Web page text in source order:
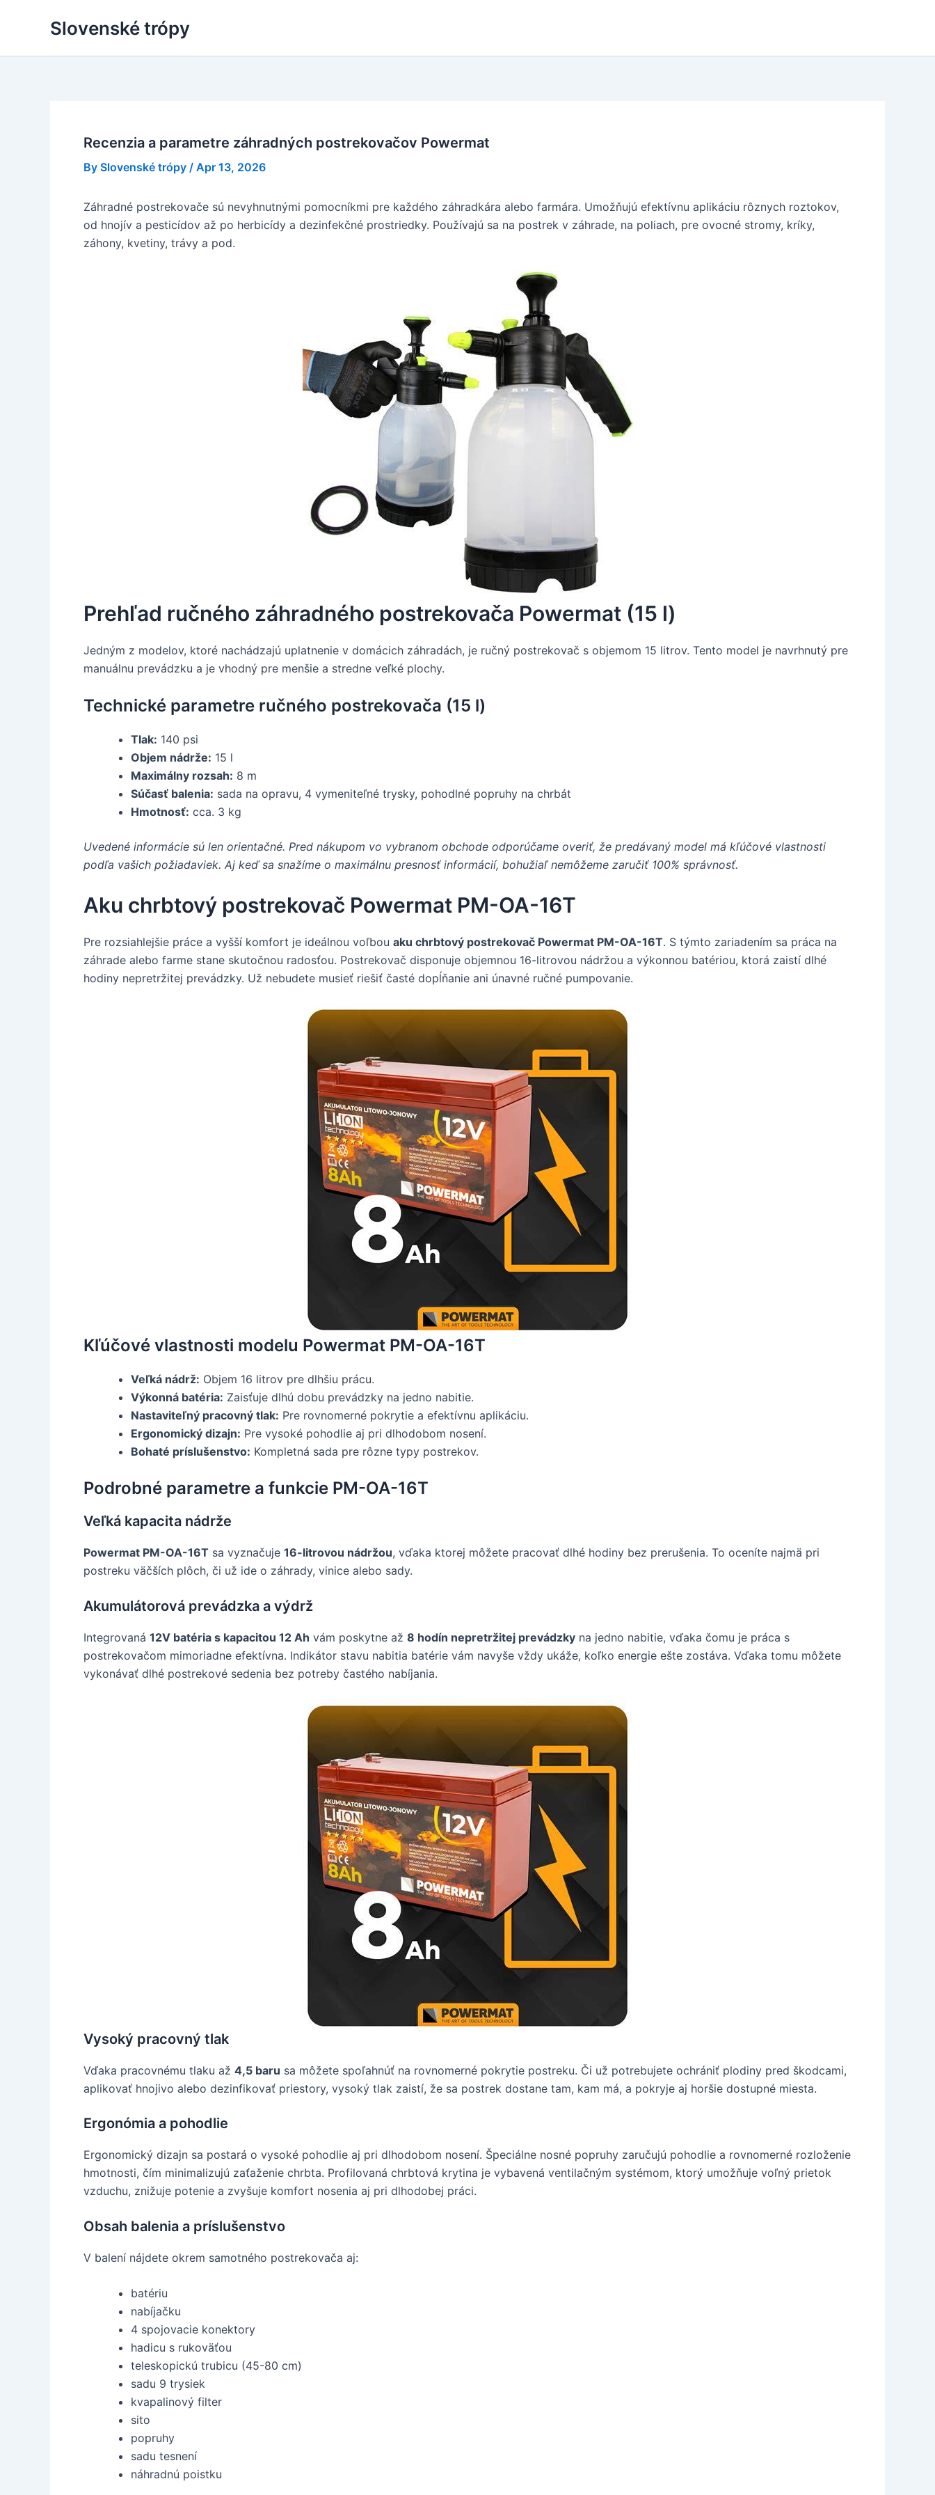
Slovenské trópy
Recenzia a parametre záhradných postrekovačov Powermat
By Slovenské trópy / Apr 13, 2026
Záhradné postrekovače sú nevyhnutnými pomocníkmi pre každého záhradkára alebo farmára. Umožňujú efektívnu aplikáciu rôznych roztokov,
od hnojív a pesticídov až po herbicídy a dezinfekčné prostriedky. Používajú sa na postrek v záhrade, na poliach, pre ovocné stromy, kríky,
záhony, kvetiny, trávy a pod.
Prehľad ručného záhradného postrekovača Powermat (15 l)
Jedným z modelov, ktoré nachádzajú uplatnenie v domácich záhradách, je ručný postrekovač s objemom 15 litrov. Tento model je navrhnutý pre
manuálnu prevádzku a je vhodný pre menšie a stredne veľké plochy.
Technické parametre ručného postrekovača (15 l)
Tlak: 140 psi
Objem nádrže: 15 l
Maximálny rozsah: 8 m
Súčasť balenia: sada na opravu, 4 vymeniteľné trysky, pohodlné popruhy na chrbát
Hmotnosť: cca. 3 kg
Uvedené informácie sú len orientačné. Pred nákupom vo vybranom obchode odporúčame overiť, že predávaný model má kľúčové vlastnosti
podľa vašich požiadaviek. Aj keď sa snažíme o maximálnu presnosť informácií, bohužiaľ nemôžeme zaručiť 100% správnosť.
Aku chrbtový postrekovač Powermat PM-OA-16T
Pre rozsiahlejšie práce a vyšší komfort je ideálnou voľbou aku chrbtový postrekovač Powermat PM-OA-16T. S týmto zariadením sa práca na
záhrade alebo farme stane skutočnou radosťou. Postrekovač disponuje objemnou 16-litrovou nádržou a výkonnou batériou, ktorá zaistí dlhé
hodiny nepretržitej prevádzky. Už nebudete musieť riešiť časté dopĺňanie ani únavné ručné pumpovanie.
Kľúčové vlastnosti modelu Powermat PM-OA-16T
Veľká nádrž: Objem 16 litrov pre dlhšiu prácu.
Výkonná batéria: Zaisťuje dlhú dobu prevádzky na jedno nabitie.
Nastaviteľný pracovný tlak: Pre rovnomerné pokrytie a efektívnu aplikáciu.
Ergonomický dizajn: Pre vysoké pohodlie aj pri dlhodobom nosení.
Bohaté príslušenstvo: Kompletná sada pre rôzne typy postrekov.
Podrobné parametre a funkcie PM-OA-16T
Veľká kapacita nádrže
Powermat PM-OA-16T sa vyznačuje 16-litrovou nádržou, vďaka ktorej môžete pracovať dlhé hodiny bez prerušenia. To oceníte najmä pri
postreku väčších plôch, či už ide o záhrady, vinice alebo sady.
Akumulátorová prevádzka a výdrž
Integrovaná 12V batéria s kapacitou 12 Ah vám poskytne až 8 hodín nepretržitej prevádzky na jedno nabitie, vďaka čomu je práca s
postrekovačom mimoriadne efektívna. Indikátor stavu nabitia batérie vám navyše vždy ukáže, koľko energie ešte zostáva. Vďaka tomu môžete
vykonávať dlhé postrekové sedenia bez potreby častého nabíjania.
Vysoký pracovný tlak
Vďaka pracovnému tlaku až 4,5 baru sa môžete spoľahnúť na rovnomerné pokrytie postreku. Či už potrebujete ochrániť plodiny pred škodcami,
aplikovať hnojivo alebo dezinfikovať priestory, vysoký tlak zaistí, že sa postrek dostane tam, kam má, a pokryje aj horšie dostupné miesta.
Ergonómia a pohodlie
Ergonomický dizajn sa postará o vysoké pohodlie aj pri dlhodobom nosení. Špeciálne nosné popruhy zaručujú pohodlie a rovnomerné rozloženie
hmotnosti, čím minimalizujú zaťaženie chrbta. Profilovaná chrbtová krytina je vybavená ventilačným systémom, ktorý umožňuje voľný prietok
vzduchu, znižuje potenie a zvyšuje komfort nosenia aj pri dlhodobej práci.
Obsah balenia a príslušenstvo
V balení nájdete okrem samotného postrekovača aj:
batériu
nabíjačku
4 spojovacie konektory
hadicu s rukoväťou
teleskopickú trubicu (45-80 cm)
sadu 9 trysiek
kvapalinový filter
sito
popruhy
sadu tesnení
náhradnú poistku